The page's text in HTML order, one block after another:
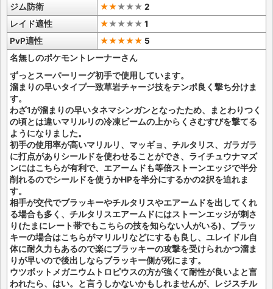
ジム防衛
★★★★★ 2
レイド適性
★★★★★ 1
PvP適性
★★★★★ 5
名無しのポケモントレーナーさん
ずっとスーパーリーグ初手で使用しています。
溜まりの早いタイプ一致草岩チャージ技をテンポ良く撃ち分けま
す。
わざ1が溜まりの早いタネマシンガンとなったため、まとわりつく
の頃とは違いマリルリの冷凍ビームの上からくさむすびを撃てる
ようになりました。
初手の使用率が高いマリルリ、マッギョ、チルタリス、ガラガラ
に打点がありシールドを使わせることができ、ライチュウナマズ
ンにはこちらが有利で、エアームドも等倍ストーンエッジで半分
削れるのでシールドを使うかHPを半分にするかの2択を迫れま
す。
相手が交代でブラッキーやチルタリスやエアームドを出してくれ
る場合も多く、チルタリスエアームドにはストーンエッジが刺さ
り(たまにレート帯でもこちらの技を知らない人がいる)、ブラッ
キーの場合はこちらがマリルリなどにするも良し、ユレイドル自
体に耐久力もあるので楽にブラッキーの攻撃を受けられかつ溜ま
りが早いので後出しならブラッキー側が死にます。
ウツボットメガニウムトロピウスの方が強くて耐性が良いよと言
われたら、はい。と言うしかないかもしれませんが、レジスチル